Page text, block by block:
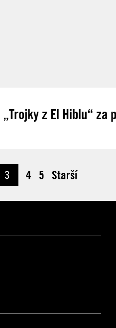
z El Hiblu“
3 4 5 Starší